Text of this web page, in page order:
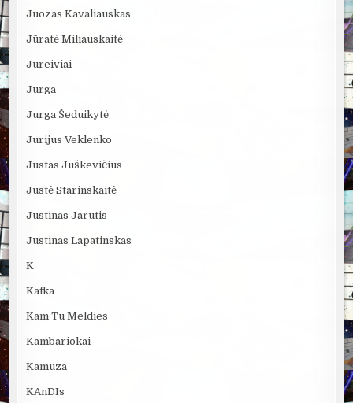
Juozas Kavaliauskas
Jūratė Miliauskaitė
Jūreiviai
Jurga
Jurga Šeduikytė
Jurijus Veklenko
Justas Juškevičius
Justė Starinskaitė
Justinas Jarutis
Justinas Lapatinskas
K
Kafka
Kam Tu Meldies
Kambariokai
Kamuza
KAnDIs